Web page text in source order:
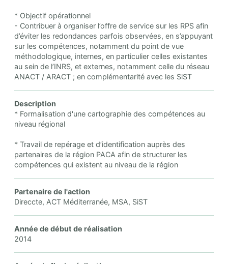
* Objectif opérationnel
- Contribuer à organiser l’offre de service sur les RPS afin
d’éviter les redondances parfois observées, en s’appuyant
sur les compétences, notamment du point de vue
méthodologique, internes, en particulier celles existantes
au sein de l’INRS, et externes, notamment celle du réseau
ANACT / ARACT ; en complémentarité avec les SiST
Description
* Formalisation d'une cartographie des compétences au
niveau régional
* Travail de repérage et d’identification auprès des
partenaires de la région PACA afin de structurer les
compétences qui existent au niveau de la région
Partenaire de l'action
Direccte, ACT Méditerranée, MSA, SiST
Année de début de réalisation
2014